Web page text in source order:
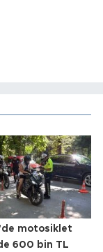
motosiklet
600 bin TL